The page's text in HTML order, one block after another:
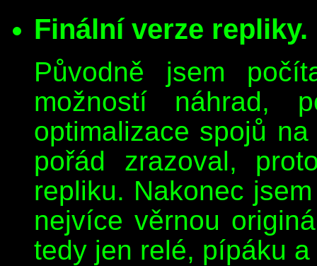
Finální verze repliky.
Původně jsem
možností náhrad,
optimalizace spojů
pořád zrazoval,
repliku. Nakonec
nejvíce věrnou
tedy jen relé, pípáku a